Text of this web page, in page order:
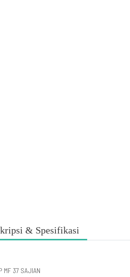
& Spesifikasi
MF 37 SAJIAN